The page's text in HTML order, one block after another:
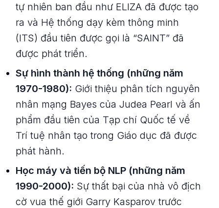
tự nhiên ban đầu như ELIZA đã được tạo
ra và Hệ thống dạy kèm thông minh
(ITS) đầu tiên được gọi là “SAINT” đã
được phát triển.
Sự hình thành hệ thống (những năm
1970-1980): Giới thiệu phân tích nguyên
nhân mạng Bayes của Judea Pearl và ấn
phẩm đầu tiên của Tạp chí Quốc tế về
Trí tuệ nhân tạo trong Giáo dục đã được
phát hành.
Học máy và tiến bộ NLP (những năm
1990-2000): Sự thất bại của nhà vô địch
cờ vua thế giới Garry Kasparov trước